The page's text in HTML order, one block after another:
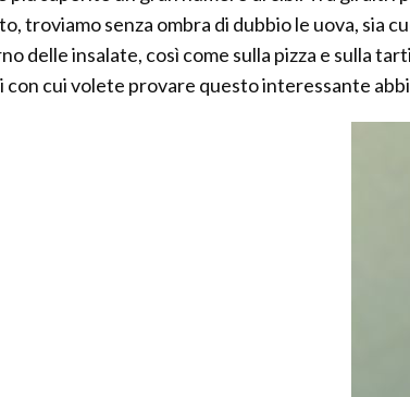
troviamo senza ombra di dubbio le uova, sia
delle insalate, così come sulla pizza e sulla
con cui volete provare questo interessante